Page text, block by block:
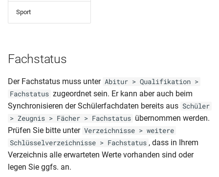
Schülerliste
Qualifikationskarte)
Schülerliste (Tagebuch mit
Schülerliste (gruppiert
Klassenliste mit
Wahlpflichtfächern
Klassenliste mit
ausgeschulten Schülern
Sport
Fachstatus
Der Fachstatus muss unter Abitur > Qualifikation >
Fachstatus zugeordnet sein. Er kann aber auch beim
Synchronisieren der Schülerfachdaten bereits aus Schüler
> Zeugnis > Fächer > Fachstatus übernommen werden.
Prüfen Sie bitte unter Verzeichnisse > weitere
Schlüsselverzeichnisse > Fachstatus , dass in Ihrem
Verzeichnis alle erwarteten Werte vorhanden sind oder
legen Sie ggfs. an.